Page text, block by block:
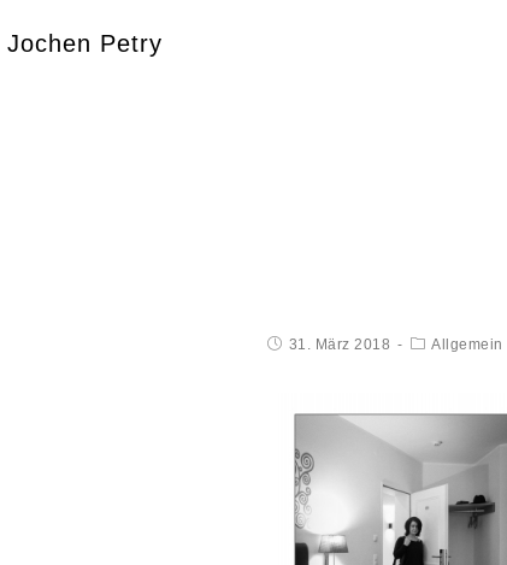
Jochen Petry
31. März 2018 Allgemein